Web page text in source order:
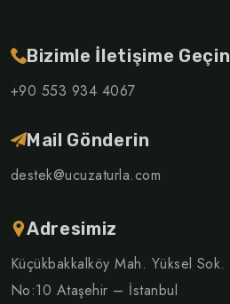
Bizimle İletişime Geçin
+90 553 934 4067
Mail Gönderin
destek@ucuzaturla.com
Adresimiz
Küçükbakkalköy Mah. Yüksel Sok.
No:10 Ataşehir – İstanbul